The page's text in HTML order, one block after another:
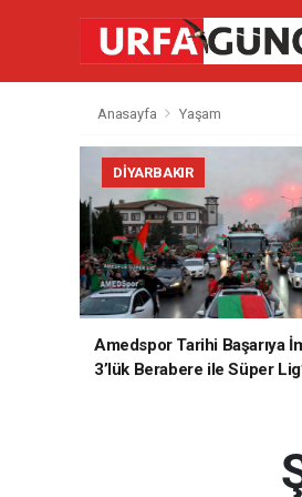
Anasayfa Yaşam
DIYARBAKIR
Amedspor Tarihi Başarıya
3’lük Berabere ile Süper